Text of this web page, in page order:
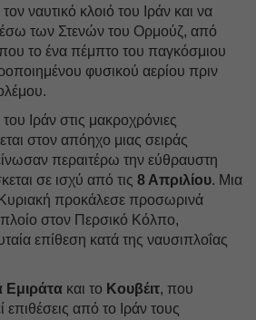
ναυτικό κλοιό του Ιράν και να
των Στενών του Ορμούζ, από
το ένα πέμπτο του παγκόσμιου
φυσικού αερίου πριν
Ιράν στις μακροχρόνιες
στον απόηχο μιας σειράς
περαιτέρω την εύθραυστη
σε ισχύ από τις 8 Απριλίου. Μια
προκάλεσε προσωρινά
στον Περσικό Κόλπο,
επίθεση κατά της ναυσιπλοΐας
Εμιράτα και το Κουβέιτ, που
επιθέσεις από το Ιράν τους